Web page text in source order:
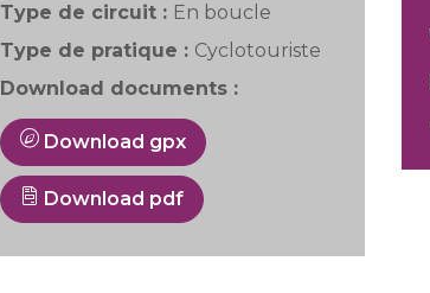
Type de circuit : En boucle
Type de pratique : Cyclotouriste
Download documents :
Download gpx
Download pdf